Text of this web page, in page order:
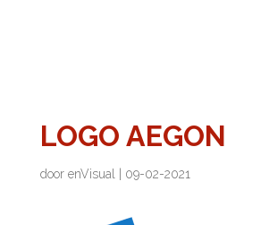
LOGO AEGON
door enVisual 09-02-2021